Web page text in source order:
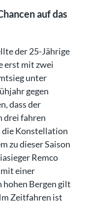
auf das
der 25-Jährige
erst mit zwei
unter
gegen
dass der
drei fahren
die Konstellation
zu dieser Saison
Remco
einer
hohen Bergen gilt
Zeitfahren ist